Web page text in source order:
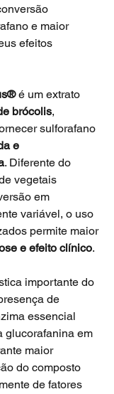
e maior
efeitos
é um extrato
brócolis,
sulforafano
e
. Diferente do
vegetais
em
variável, o uso
permite maior
e efeito clínico.
de
essencial
glucorafanina em
maior
do composto
de fatores